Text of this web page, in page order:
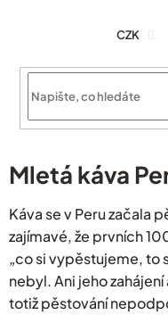
CZK
Mletá káva
Káva se v Peru začala
zajímavé, že prvních
„co si vypěstujeme, to
nebyl.Ani jeho
totiž pěstování